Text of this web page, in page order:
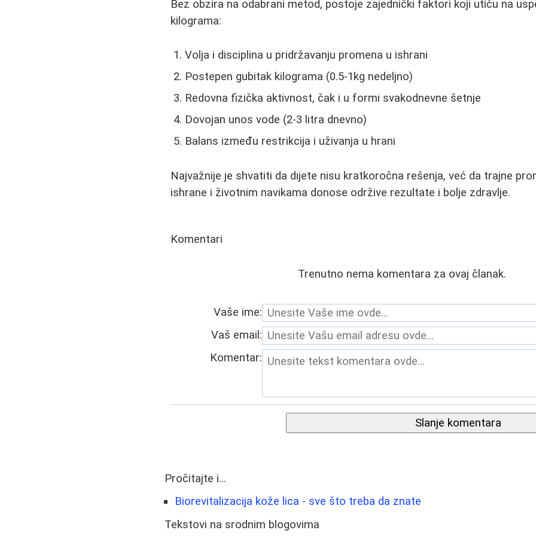
Bez obzira na odabrani metod, postoje zajednički faktori koji utiču na
kilograma:
Volja i disciplina u pridržavanju promena u ishrani
Postepen gubitak kilograma (0.5-1kg nedeljno)
Redovna fizička aktivnost, čak i u formi svakodnevne šetnje
Dovojan unos vode (2-3 litra dnevno)
Balans između restrikcija i uživanja u hrani
Najvažnije je shvatiti da dijete nisu kratkoročna rešenja, već da trajne
ishrane i životnim navikama donose održive rezultate i bolje zdravlje.
Komentari
Trenutno nema komentara za ovaj članak.
Vaše ime:
Vaš email:
Komentar:
Slanje komentara
Pročitajte i...
Biorevitalizacija kože lica - sve što treba da znate
Tekstovi na srodnim blogovima